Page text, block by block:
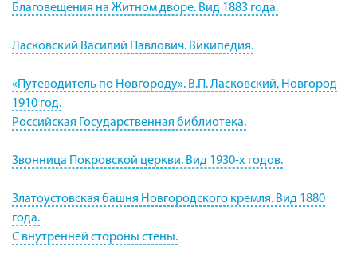
Благовещения на Житном дворе. Вид 1883 года.
Ласковский Василий Павлович. Википедия.
«Путеводитель по Новгороду». В.П. Ласковский, Новгород
1910 год.
Российская Государственная библиотека.
Звонница Покровской церкви. Вид 1930-х годов.
Златоустовская башня Новгородского кремля. Вид 1880
года.
С внутренней стороны стены.